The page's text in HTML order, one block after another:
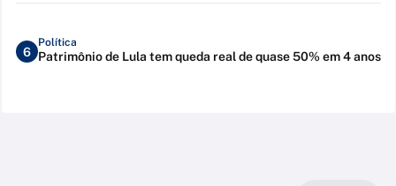
6
Política
Patrimônio de Lula tem queda real de quase 50% em 4 anos